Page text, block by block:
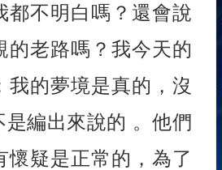
都不明白嗎？還會說
的老路嗎？我今天的
我的夢境是真的，沒
是編出來說的 。他們
懷疑是正常的，為了